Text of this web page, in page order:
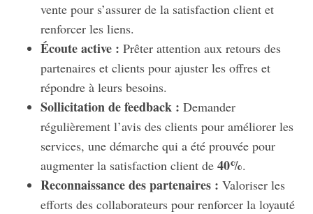
vente pour s’assurer de la satisfaction client et
renforcer les liens.
Écoute active : Prêter attention aux retours des
partenaires et clients pour ajuster les offres et
répondre à leurs besoins.
Sollicitation de feedback : Demander
régulièrement l’avis des clients pour améliorer les
services, une démarche qui a été prouvée pour
augmenter la satisfaction client de 40%.
Reconnaissance des partenaires : Valoriser les
efforts des collaborateurs pour renforcer la loyauté
S
a
r
c
h
f